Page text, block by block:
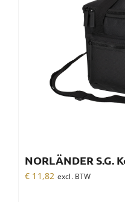
NORLÄNDER S.G.
€ 11,82 excl. BTW